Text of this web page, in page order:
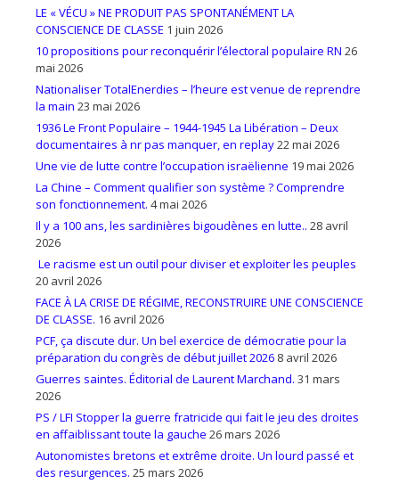
LE « VÉCU » NE PRODUIT PAS SPONTANÉMENT LA
CONSCIENCE DE CLASSE 1 juin 2026
10 propositions pour reconquérir l’électoral populaire RN 26
mai 2026
Nationaliser TotalEnerdies – l’heure est venue de reprendre
la main 23 mai 2026
1936 Le Front Populaire – 1944-1945 La Libération – Deux
documentaires à nr pas manquer, en replay22 mai 2026
Une vie de lutte contre l’occupation israëlienne 19 mai 2026
La Chine – Comment qualifier son système ? Comprendre
son fonctionnement. 4 mai 2026
Il y a 100 ans, les sardinières bigoudènes en lutte.. 28 avril
2026
Le racisme est un outil pour diviser et exploiter les peuples
20 avril 2026
FACE À LA CRISE DE RÉGIME, RECONSTRUIRE UNE CONSCIENCE
DE CLASSE. 16 avril 2026
PCF, ça discute dur. Un bel exercice de démocratie pour la
préparation du congrès de début juillet 2026 8 avril 2026
Guerres saintes. Éditorial de Laurent Marchand. 31 mars
2026
PS / LFI Stopper la guerre fratricide qui fait le jeu des droites
en affaiblissant toute la gauche 26 mars 2026
Autonomistes bretons et extrême droite. Un lourd passé et
des resurgences. 25 mars 2026